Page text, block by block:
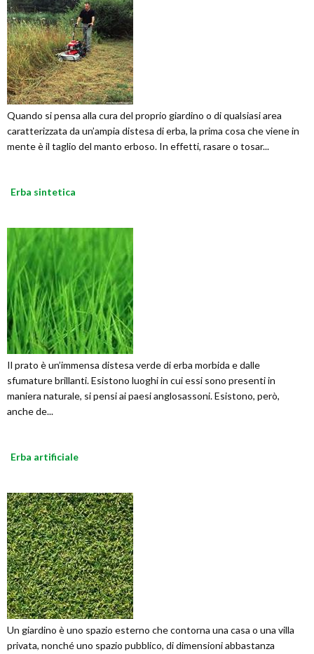
Quando si pensa alla cura del proprio giardino o di qualsiasi area
caratterizzata da un’ampia distesa di erba, la prima cosa che viene in
mente è il taglio del manto erboso. In effetti, rasare o tosar...
Erba sintetica
Il prato è un’immensa distesa verde di erba morbida e dalle
sfumature brillanti. Esistono luoghi in cui essi sono presenti in
maniera naturale, si pensi ai paesi anglosassoni. Esistono, però,
anche de...
Erba artificiale
Un giardino è uno spazio esterno che contorna una casa o una villa
privata, nonché uno spazio pubblico, di dimensioni abbastanza